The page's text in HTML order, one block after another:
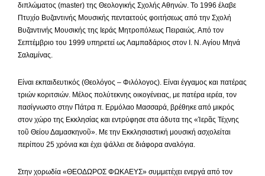
διπλώματος (master) της Θεολογικής Σχολής Αθηνών. Το 1996 έλαβε
Πτυχίο Βυζαντινής Μουσικής πενταετούς φοιτήσεως από την Σχολή
Βυζαντινής Μουσικής της Ιεράς Μητροπόλεως Πειραιώς. Από τον
Σεπτέμβριο του 1999 υπηρετεί ως Λαμπαδάριος στον Ι. Ν. Αγίου Μηνά
Σαλαμίνας.
Είναι εκπαιδευτικός (Θεολόγος – Φιλόλογος). Είναι έγγαμος και πατέρας
τριών κοριτσιών. Μέλος πολύτεκνης οικογένειας, με πατέρα ιερέα, τον
πασίγνωστο στην Πάτρα π. Ερμόλαο Μασσαρά, βρέθηκε από μικρός
στον χώρο της Εκκλησίας και εντρύφησε στα άδυτα της «Ἱερᾶς Τέχνης
τοῦ Θείου Δαμασκηνοῦ». Με την Εκκλησιαστική μουσική ασχολείται
περίπου 25 χρόνια και έχει ψάλλει σε διάφορα αναλόγια.
Στην χορωδία «ΘΕΟΔΩΡΟΣ ΦΩΚΑΕΥΣ» συμμετέχει ενεργά από τον